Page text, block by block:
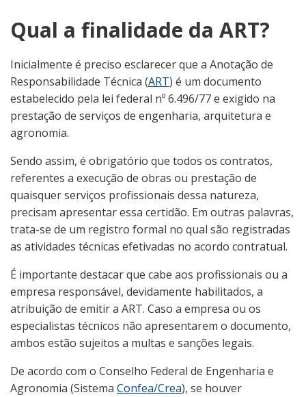
Qual a finalidade da ART?
Inicialmente é preciso esclarecer que a Anotação de
Responsabilidade Técnica (ART) é um documento
estabelecido pela lei federal nº 6.496/77 e exigido na
prestação de serviços de engenharia, arquitetura e
agronomia.
Sendo assim, é obrigatório que todos os contratos,
referentes a execução de obras ou prestação de
quaisquer serviços profissionais dessa natureza,
precisam apresentar essa certidão. Em outras palavras,
trata-se de um registro formal no qual são registradas
as atividades técnicas efetivadas no acordo contratual.
É importante destacar que cabe aos profissionais ou a
empresa responsável, devidamente habilitados, a
atribuição de emitir a ART. Caso a empresa ou os
especialistas técnicos não apresentarem o documento,
ambos estão sujeitos a multas e sanções legais.
De acordo com o Conselho Federal de Engenharia e
Agronomia (Sistema Confea/Crea), se houver